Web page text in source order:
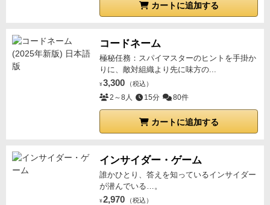
カートに追加する
コードネーム
極秘任務：スパイマスターのヒントを手掛か
りに、敵対組織より先に味方の...
¥ 3,300 （税込）
2～8人 15分 80件
カートに追加する
インサイダー・ゲーム
誰かひとり、答えを知っているインサイダー
が潜んでいる…。
¥ 2,970 （税込）